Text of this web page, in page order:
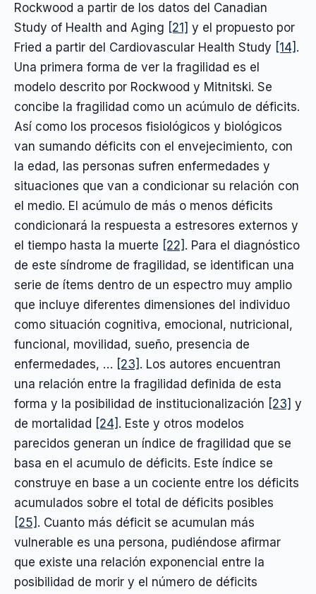
Rockwood a partir de los datos del Canadian
Study of Health and Aging [21] y el propuesto por
Fried a partir del Cardiovascular Health Study [14] .
Una primera forma de ver la fragilidad es el
modelo descrito por Rockwood y Mitnitski. Se
concibe la fragilidad como un acúmulo de déficits.
Así como los procesos fisiológicos y biológicos
van sumando déficits con el envejecimiento, con
la edad, las personas sufren enfermedades y
situaciones que van a condicionar su relación con
el medio. El acúmulo de más o menos déficits
condicionará la respuesta a estresores externos y
el tiempo hasta la muerte [22] . Para el diagnóstico
de este síndrome de fragilidad, se identifican una
serie de ítems dentro de un espectro muy amplio
que incluye diferentes dimensiones del individuo
como situación cognitiva, emocional, nutricional,
funcional, movilidad, sueño, presencia de
enfermedades, … [23] . Los autores encuentran
una relación entre la fragilidad definida de esta
forma y la posibilidad de institucionalización [23] y
de mortalidad [24] . Este y otros modelos
parecidos generan un índice de fragilidad que se
basa en el acumulo de déficits. Este índice se
construye en base a un cociente entre los déficits
acumulados sobre el total de déficits posibles
[25] . Cuanto más déficit se acumulan más
vulnerable es una persona, pudiéndose afirmar
que existe una relación exponencial entre la
posibilidad de morir y el número de déficits